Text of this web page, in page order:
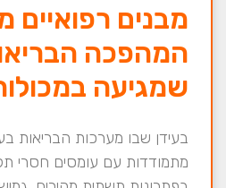
מבנים רפואיים
המהפכה
שמגיעה
בעידן שבו מערכות הבריאות
מתמודדות עם עומסים חסרי